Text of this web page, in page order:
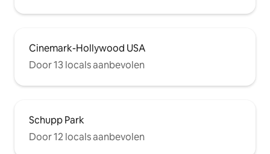
Cinemark-Hollywood USA
Door 13 locals aanbevolen
Schupp Park
Door 12 locals aanbevolen